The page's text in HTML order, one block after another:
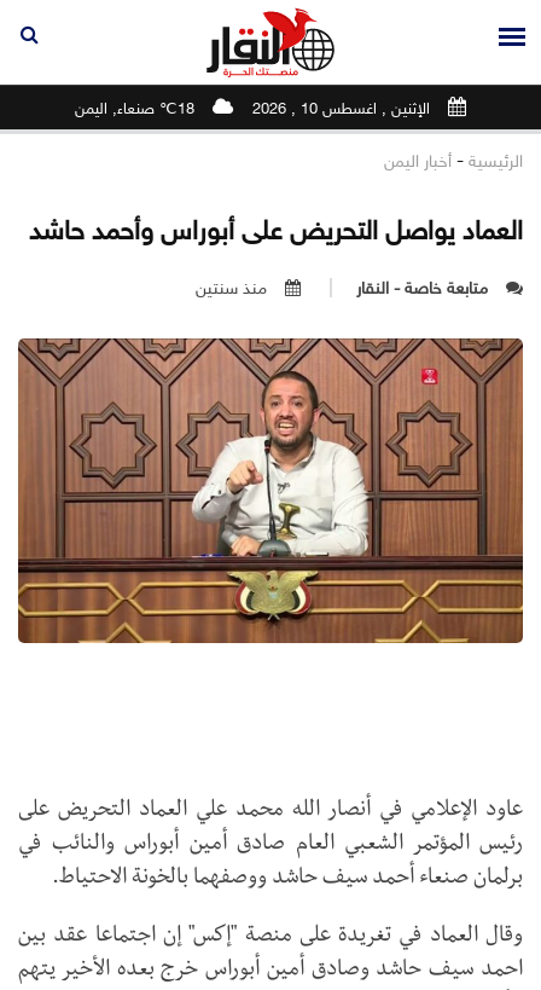
الإثنين , اغسطس 10 , 2026 18℃ صنعاء, اليمن
الرئيسية - أخبار اليمن
العماد يواصل التحريض على أبوراس وأحمد حاشد
متابعة خاصة - النقار منذ سنتين
عاود الإعلامي في أنصار الله محمد علي العماد التحريض على
رئيس المؤتمر الشعبي العام صادق أمين أبوراس والنائب في
برلمان صنعاء أحمد سيف حاشد ووصفهما بالخونة الاحتياط.
وقال العماد في تغريدة على منصة "إكس" إن اجتماعا عقد بين
احمد سيف حاشد وصادق أمين أبوراس خرج بعده الأخير يتهم